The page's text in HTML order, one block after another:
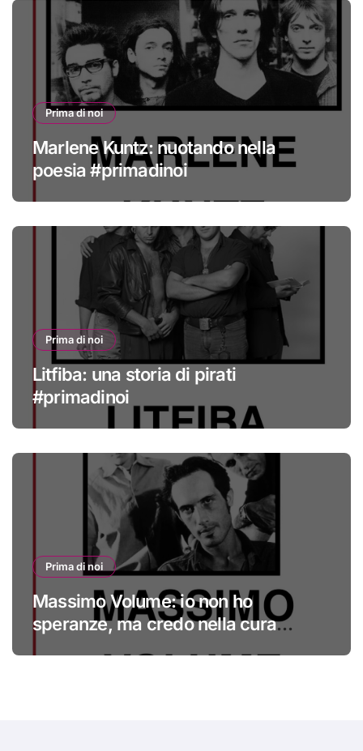
Prima di noi
Marlene Kuntz: nuotando nella
poesia #primadinoi
Prima di noi
Litfiba: una storia di pirati
#primadinoi
Prima di noi
Massimo Volume: io non ho
speranze, ma credo nella cura